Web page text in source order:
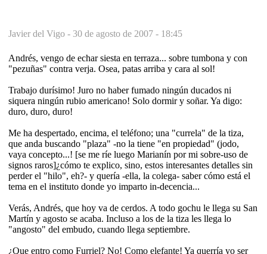
Javier del Vigo - 30 de agosto de 2007 - 18:45
Andrés, vengo de echar siesta en terraza... sobre tumbona y con
"pezuñas" contra verja. Osea, patas arriba y cara al sol!
Trabajo durísimo! Juro no haber fumado ningún ducados ni
siquera ningún rubio americano! Solo dormir y soñar. Ya digo:
duro, duro, duro!
Me ha despertado, encima, el teléfono; una "currela" de la tiza,
que anda buscando "plaza" -no la tiene "en propiedad" (jodo,
vaya concepto...! [se me ríe luego Marianín por mi sobre-uso de
signos raros]¿cómo te explico, sino, estos interesantes detalles sin
perder el "hilo", eh?- y quería -ella, la colega- saber cómo está el
tema en el instituto donde yo imparto in-decencia...
Verás, Andrés, que hoy va de cerdos. A todo gochu le llega su San
Martín y agosto se acaba. Incluso a los de la tiza les llega lo
"angosto" del embudo, cuando llega septiembre.
¿Que entro como Furriel? No! Como elefante! Ya querría yo ser